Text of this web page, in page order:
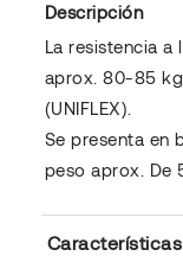
Descripción
La resistencia
aprox. 80-85
(UNIFLEX).
Se presenta en
peso aprox. De